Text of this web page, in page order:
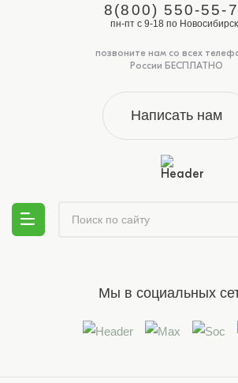
8(800) 550-55-
пн-пт с 9-18 по
позвоните нам со всех
России БЕСПЛАТНО
Написать нам
Мы в социальных